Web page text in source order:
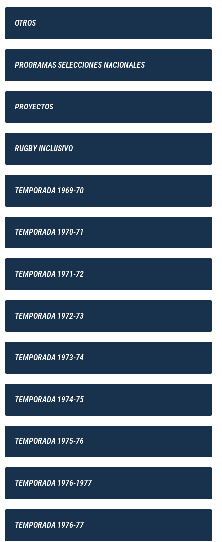
OTROS
PROGRAMAS SELECCIONES NACIONALES
PROYECTOS
RUGBY INCLUSIVO
TEMPORADA 1969-70
TEMPORADA 1970-71
TEMPORADA 1971-72
TEMPORADA 1972-73
TEMPORADA 1973-74
TEMPORADA 1974-75
TEMPORADA 1975-76
TEMPORADA 1976-1977
TEMPORADA 1976-77